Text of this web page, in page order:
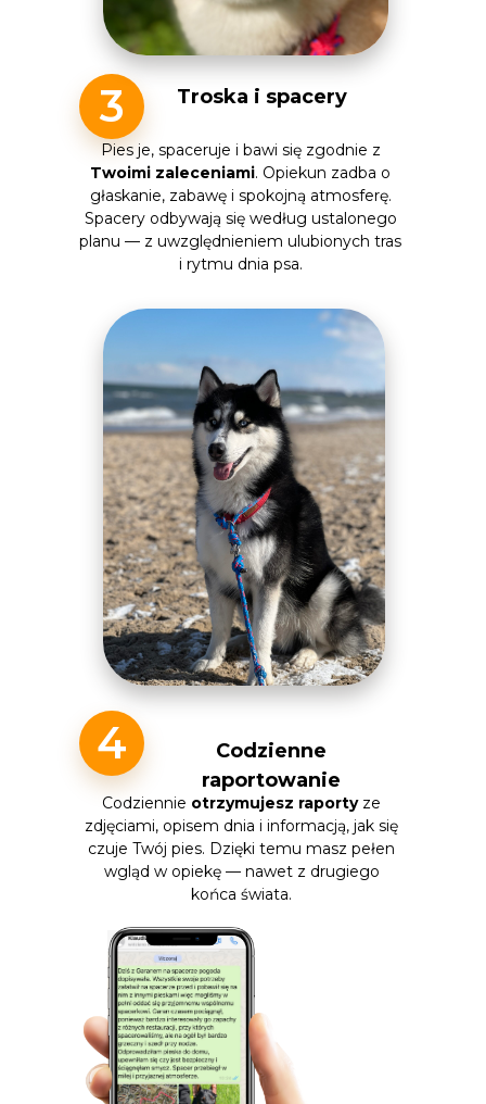
3
4
Troska i spacery
Codzienne
raportowanie
Pies je, spaceruje i bawi się zgodnie z
Twoimi zaleceniami. Opiekun zadba o
głaskanie, zabawę i spokojną atmosferę.
Spacery odbywają się według ustalonego
planu — z uwzględnieniem ulubionych tras
i rytmu dnia psa.
Codziennie otrzymujesz raportyze
zdjęciami, opisem dnia i informacją, jak się
czuje Twój pies. Dzięki temu masz pełen
wgląd w opiekę — nawet z drugiego
końca świata.